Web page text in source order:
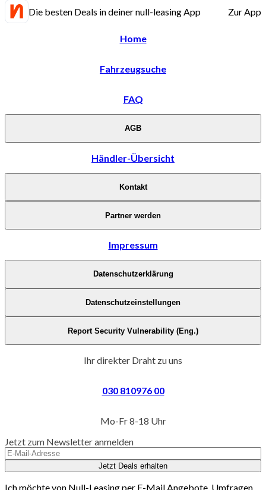
Die besten Deals in deiner null-leasing App Zur App
Home
Fahrzeugsuche
FAQ
AGB
Händler-Übersicht
Kontakt
Partner werden
Impressum
Datenschutzerklärung
Datenschutzeinstellungen
Report Security Vulnerability (Eng.)
Ihr direkter Draht zu uns
030 810976 00
Mo-Fr 8-18 Uhr
Jetzt zum Newsletter anmelden
Jetzt Deals erhalten
Ich möchte von Null-Leasing per E-Mail Angebote, Umfragen